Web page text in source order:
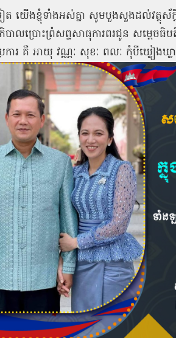
ៀត យើងខ្ញុំទាំងអស់គ្នា សូមបួងសួងដល់វត្ថុស័ក្
ភិបាលប្រោះព្រំសព្ទសាធុការពរជូន សម្ដេ
រការ គឺ អាយុ វណ្ណៈ សុខៈ ពលៈ កុំបីឃ្លៀងឃ្